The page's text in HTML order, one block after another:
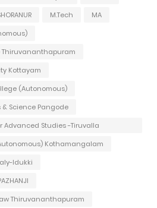
M.Tech
MA
Kottayam
(Autonomous)
Science Pangode
Advanced Studies -Tiruvalla
Kothamangalam
Idukki
Thiruvananthapuram